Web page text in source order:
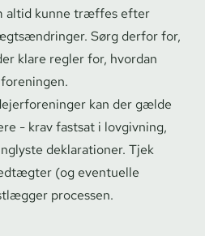
altid kunne træffes efter
Sørg derfor for,
klare regler for, hvordan
kan der gælde
- krav fastsat i lovgivning,
deklarationer. Tjek
(og eventuelle
processen.